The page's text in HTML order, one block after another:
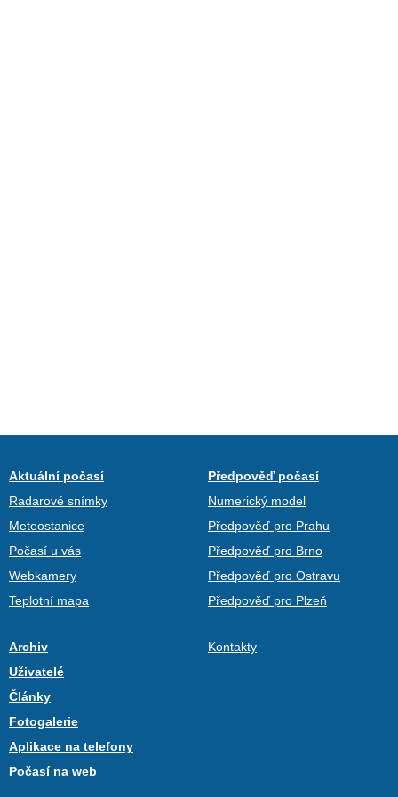
Aktuální počasí
Radarové snímky
Meteostanice
Počasí u vás
Webkamery
Teplotní mapa
Předpověď počasí
Numerický model
Předpověď pro Prahu
Předpověď pro Brno
Předpověď pro Ostravu
Předpověď pro Plzeň
Archiv
Uživatelé
Články
Fotogalerie
Aplikace na telefony
Počasí na web
Kontakty